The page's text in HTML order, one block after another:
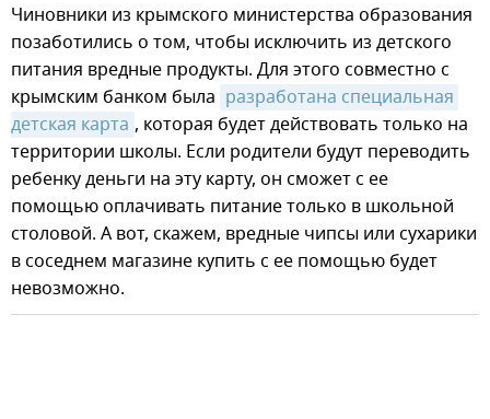
Чиновники из крымского министерства образования
позаботились о том, чтобы исключить из детского
питания вредные продукты. Для этого совместно с
крымским банком была разработана специальная
детская карта , которая будет действовать только на
территории школы. Если родители будут переводить
ребенку деньги на эту карту, он сможет с ее
помощью оплачивать питание только в школьной
столовой. А вот, скажем, вредные чипсы или сухарики
в соседнем магазине купить с ее помощью будет
невозможно.